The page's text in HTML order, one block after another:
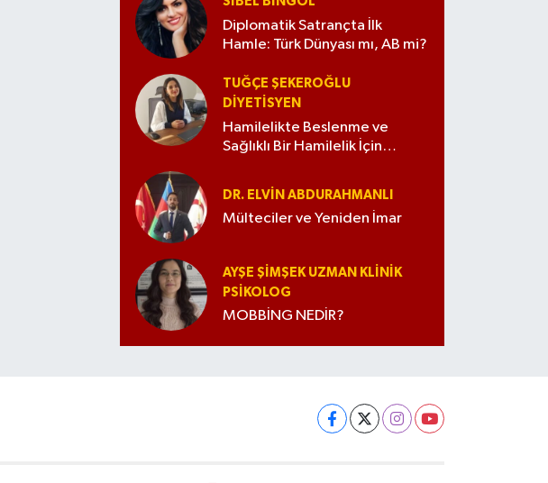
Diplomatik Satrançta İlk
Hamle: Türk Dünyası mı, AB mi?
TUĞÇE ŞEKEROĞLU
DIYETISYEN
Hamilelikte Beslenme ve
Sağlıklı Bir Hamilelik İçin
DR. ELVIN ABDURAHMANLI
Mülteciler ve Yeniden İmar
AYŞE ŞIMŞEK UZMAN KLINIK
PSIKOLOG
MOBBİNG NEDİR?